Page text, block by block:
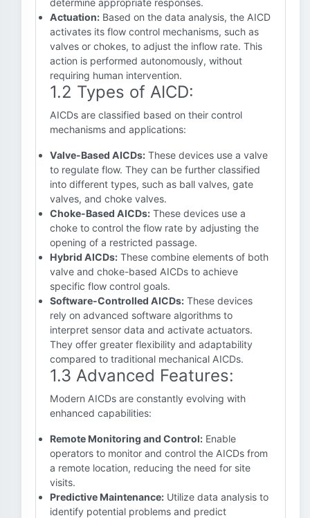
determine appropriate responses.
Actuation: Based on the data analysis, the AICD
activates its flow control mechanisms, such as
valves or chokes, to adjust the inflow rate. This
action is performed autonomously, without
requiring human intervention.
1.2 Types of AICD:
AICDs are classified based on their control
mechanisms and applications:
Valve-Based AICDs: These devices use a valve
to regulate flow. They can be further classified
into different types, such as ball valves, gate
valves, and choke valves.
Choke-Based AICDs: These devices use a
choke to control the flow rate by adjusting the
opening of a restricted passage.
Hybrid AICDs: These combine elements of both
valve and choke-based AICDs to achieve
specific flow control goals.
Software-Controlled AICDs: These devices
rely on advanced software algorithms to
interpret sensor data and activate actuators.
They offer greater flexibility and adaptability
compared to traditional mechanical AICDs.
1.3 Advanced Features:
Modern AICDs are constantly evolving with
enhanced capabilities:
Remote Monitoring and Control: Enable
operators to monitor and control the AICDs from
a remote location, reducing the need for site
visits.
Predictive Maintenance: Utilize data analysis to
identify potential problems and predict